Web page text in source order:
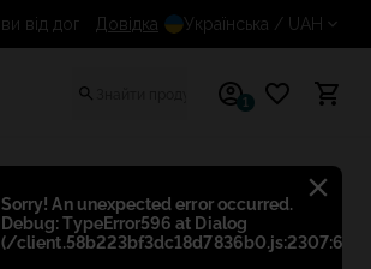
Błąd:
Sorry! An unexpected error occurred.
Debug: TypeError596 at Dialog
(/client.58b223bf3dc18d7836b0.js:2307:698)
14 днів для відмови від
Довідка Українська / UAH
1